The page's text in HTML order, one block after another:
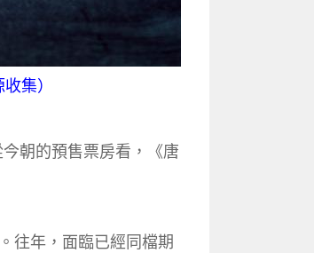
集）
朝的預售票房看，《唐
年，面臨已經同檔期